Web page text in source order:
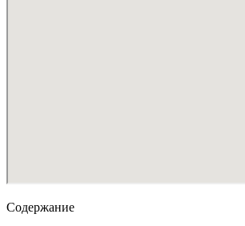
Содержание